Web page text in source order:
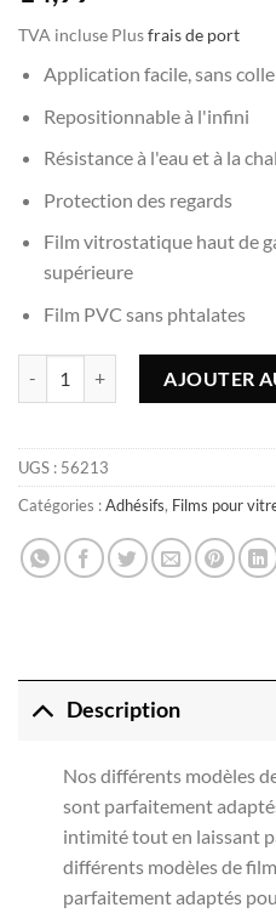
TVA incluse Plusfrais de port
Application facile, sans colle
Repositionnable à l'infini
Résistance à l'eau et à la
Protection des regards
Film vitrostatique haut de
supérieure
Film PVC sans phtalates
AJOUTER
UGS : 56213
Catégories :Adhésifs, Films pour
Description
Nos différents modèles
sont parfaitement
intimité tout en laissant
différents modèles de
parfaitement adaptés